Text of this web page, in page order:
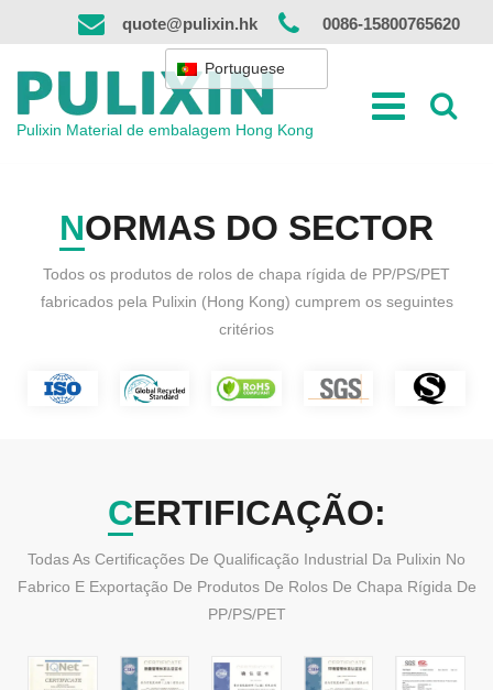
conteúdo
quote@pulixin.hk 0086-15800765620
Pulixin Material de embalagem Hong Kong
Portuguese
NORMAS DO SECTOR
Todos os produtos de rolos de chapa rígida de PP/PS/PET
fabricados pela Pulixin (Hong Kong) cumprem os seguintes
critérios
CERTIFICAÇÃO:
Todas As Certificações De Qualificação Industrial Da Pulixin No
Fabrico E Exportação De Produtos De Rolos De Chapa Rígida De
PP/PS/PET